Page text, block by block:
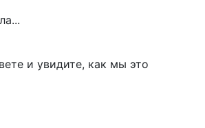
и увидите, как мы это